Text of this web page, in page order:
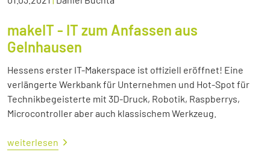
makeIT - IT zum Anfassen aus
Gelnhausen
Hessens erster IT-Makerspace ist offiziell eröffnet! Eine
verlängerte Werkbank für Unternehmen und Hot-Spot für
Technikbegeisterte mit 3D-Druck, Robotik, Raspberrys,
Microcontroller aber auch klassischem Werkzeug.
weiterlesen